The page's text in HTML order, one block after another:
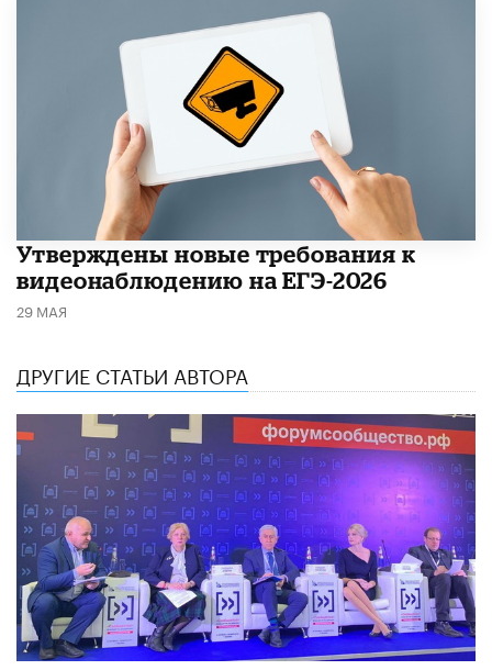
Утверждены новые требования к
видеонаблюдению на ЕГЭ-2026
29 МАЯ
ДРУГИЕ СТАТЬИ АВТОРА